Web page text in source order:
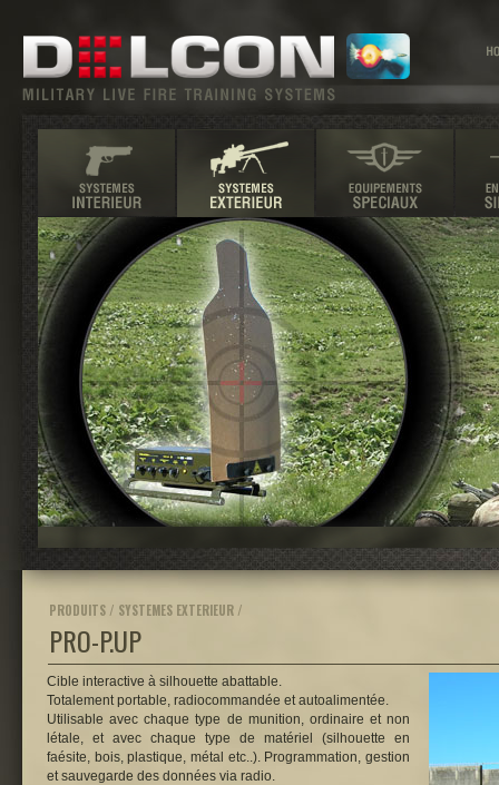
PRODUITS / SYSTEMES EXTERIEUR /
PRO-P.UP
Cible interactive à silhouette abattable.
Totalement portable, radiocommandée et autoalimentée.
Utilisable avec chaque type de munition, ordinaire et non
létale, et avec chaque type de matériel (silhouette en
faésite, bois, plastique, métal etc..). Programmation, gestion
et sauvegarde des données via radio.